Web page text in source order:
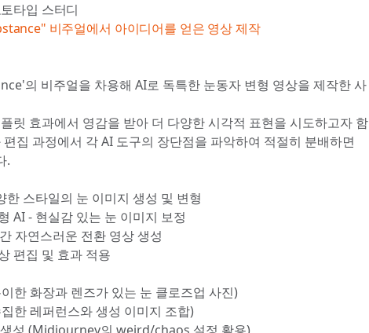
타입 스터디
비주얼에서 아이디어를 얻은 영상 제작
의 비주얼을 차용해 AI로 독특한 눈동자 변형 영상을 제작한 사
릿 효과에서 영감을 받아 더 다양한 시각적 표현을 시도하고자 함
편집 과정에서 각 AI 도구의 장단점을 파악하여 적절히 분배하면
.
스타일의 눈 이미지 생성 및 변형
AI - 현실감 있는 눈 이미지 보정
자연스러운 전환 영상 생성
편집 및 효과 적용
한 화장과 렌즈가 있는 눈 클로즈업 사진)
한 레퍼런스와 생성 이미지 조합)